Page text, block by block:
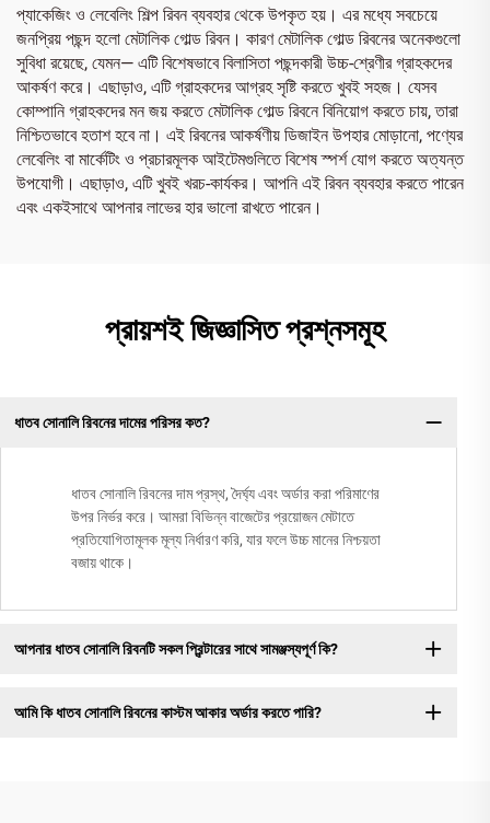
প্যাকেজিং ও লেবেলিং শিল্প রিবন ব্যবহার থেকে উপকৃত হয়। এর মধ্যে সবচেয়ে
জনপ্রিয় পছন্দ হলো মেটালিক গোল্ড রিবন। কারণ মেটালিক গোল্ড রিবনের অনেকগুলো
সুবিধা রয়েছে, যেমন— এটি বিশেষভাবে বিলাসিতা পছন্দকারী উচ্চ-শ্রেণীর গ্রাহকদের
আকর্ষণ করে। এছাড়াও, এটি গ্রাহকদের আগ্রহ সৃষ্টি করতে খুবই সহজ। যেসব
কোম্পানি গ্রাহকদের মন জয় করতে মেটালিক গোল্ড রিবনে বিনিয়োগ করতে চায়, তারা
নিশ্চিতভাবে হতাশ হবে না। এই রিবনের আকর্ষণীয় ডিজাইন উপহার মোড়ানো, পণ্যের
লেবেলিং বা মার্কেটিং ও প্রচারমূলক আইটেমগুলিতে বিশেষ স্পর্শ যোগ করতে অত্যন্ত
উপযোগী। এছাড়াও, এটি খুবই খরচ-কার্যকর। আপনি এই রিবন ব্যবহার করতে পারেন
এবং একইসাথে আপনার লাভের হার ভালো রাখতে পারেন।
প্রায়শই জিজ্ঞাসিত প্রশ্নসমূহ
ধাতব সোনালি রিবনের দামের পরিসর কত?
ধাতব সোনালি রিবনের দাম প্রস্থ, দৈর্ঘ্য এবং অর্ডার করা পরিমাণের
উপর নির্ভর করে। আমরা বিভিন্ন বাজেটের প্রয়োজন মেটাতে
প্রতিযোগিতামূলক মূল্য নির্ধারণ করি, যার ফলে উচ্চ মানের নিশ্চয়তা
বজায় থাকে।
আপনার ধাতব সোনালি রিবনটি সকল প্রিন্টারের সাথে সামঞ্জস্যপূর্ণ কি?
আমি কি ধাতব সোনালি রিবনের কাস্টম আকার অর্ডার করতে পারি?